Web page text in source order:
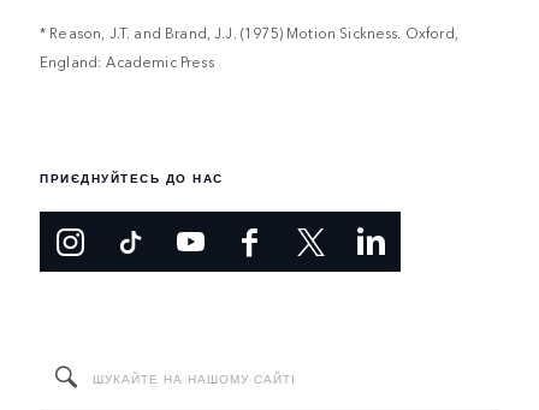
* Reason, J.T. and Brand, J.J. (1975) Motion Sickness. Oxford,
England: Academic Press
ПРИЄДНУЙТЕСЬ ДО НАС